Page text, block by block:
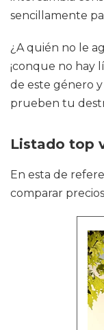
sencillamente
¿A quién no le
¡conque no hay
de este género
prueben tu
Listado top
En esta de
comparar